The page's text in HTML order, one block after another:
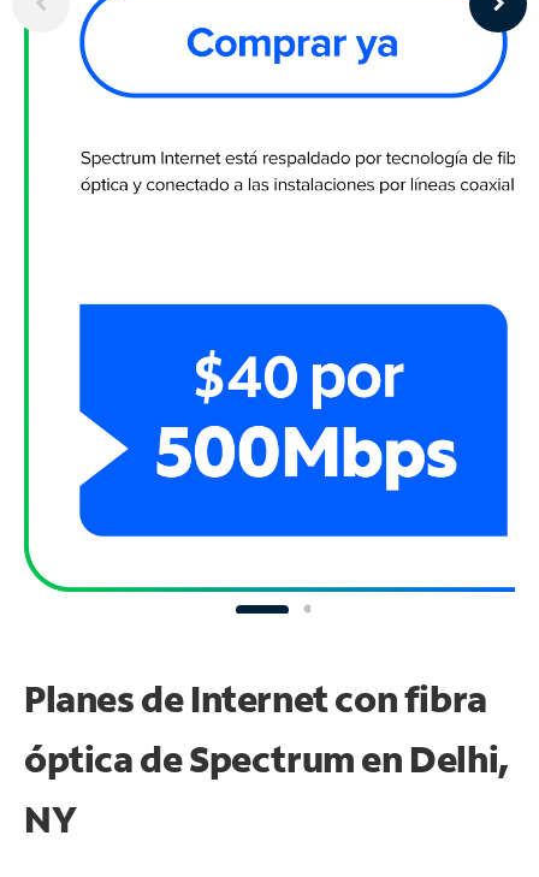
Planes de Internet con fibra
óptica de Spectrum en Delhi,
NY